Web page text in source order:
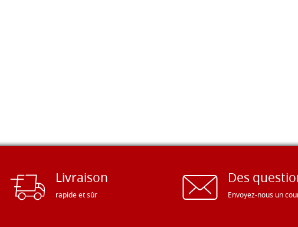
Livraison
rapide et sûr
Des
Envoyez-nous un